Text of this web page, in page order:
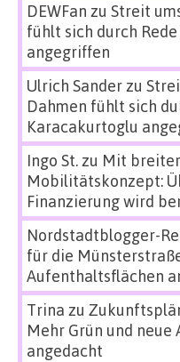
DEWFan zu Streit
fühlt sich durch
angegriffen
Ulrich Sanderzu
Dahmen fühlt sich
Karacakurtoglu
Ingo St.zu Mit
Mobilitätskonzept:
Finanzierung wird
Nordstadtblogger-
für die
Aufenthaltsflächen
Trina zu
Mehr Grün und
angedacht